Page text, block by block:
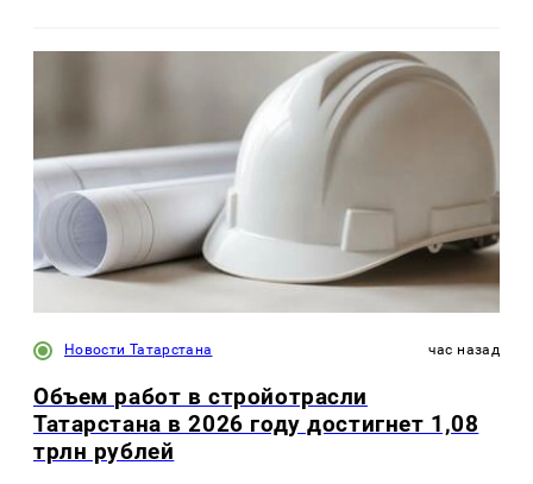
Новости Татарстана час назад
Объем работ в стройотрасли
Татарстана в 2026 году достигнет 1,08
трлн рублей